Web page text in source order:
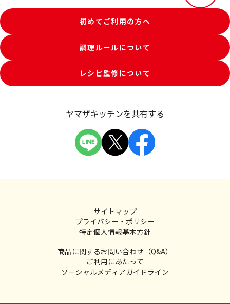
初めてご利用の方へ
調理ルールについて
レシピ監修について
ヤマザキッチンを共有する
サイトマップ
プライバシー・ポリシー
特定個人情報基本方針
商品に関するお問い合わせ（Q&A）
ご利用にあたって
ソーシャルメディアガイドライン